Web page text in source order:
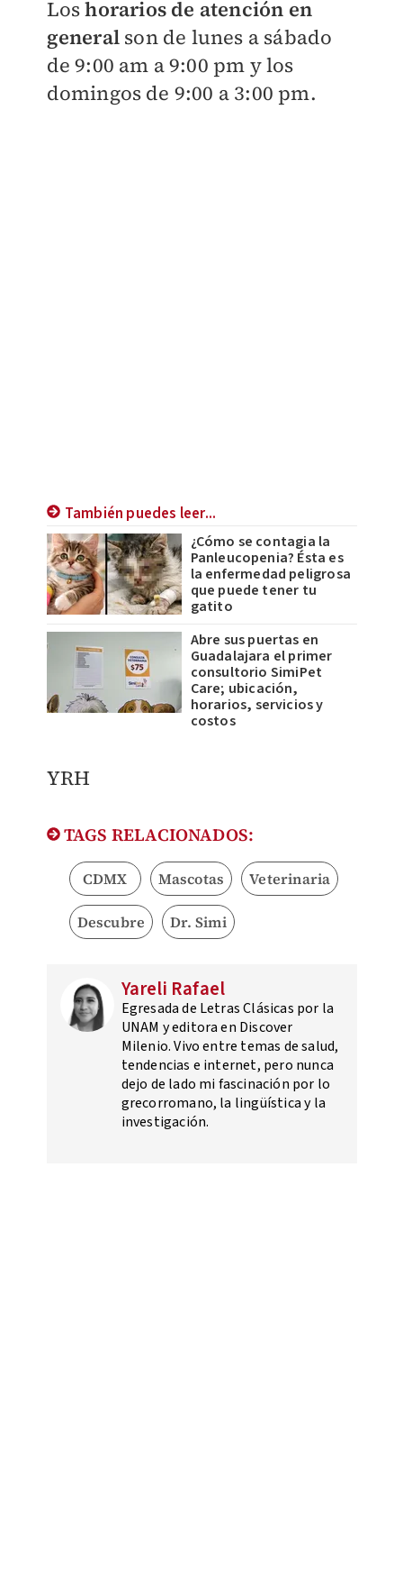
Loshorarios de atención en
general son de lunes a sábado
de 9:00 am a 9:00 pm y los
domingos de 9:00 a 3:00 pm.
También puedes leer...
¿Cómo se contagia la
Panleucopenia? Ésta es
la enfermedad peligrosa
que puede tener tu
gatito
Abre sus puertas en
Guadalajara el primer
consultorio SimiPet
Care; ubicación,
horarios, servicios y
costos
YRH
TAGS RELACIONADOS:
CDMX Mascotas Veterinaria
Descubre Dr. Simi
Yareli Rafael
Egresada de Letras Clásicas por la
UNAM y editora en Discover
Milenio. Vivo entre temas de salud,
tendencias e internet, pero nunca
dejo de lado mi fascinación por lo
grecorromano, la lingüística y la
investigación.